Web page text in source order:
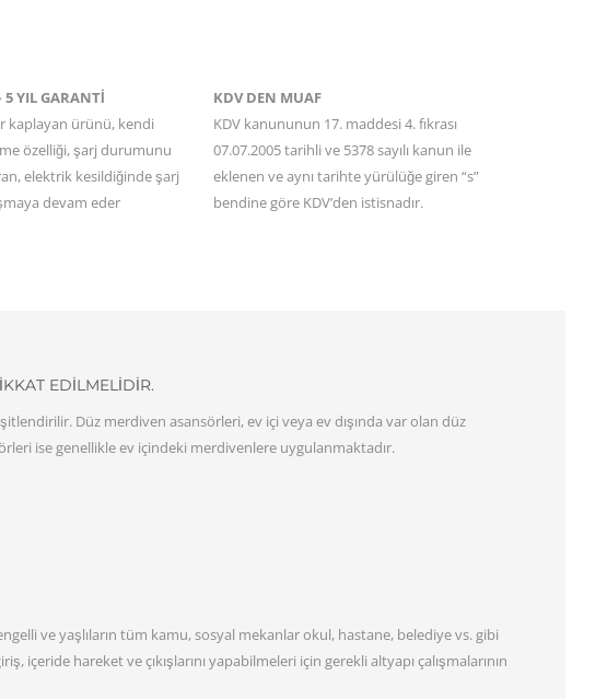
5 YIL GARANTİ
kaplayan ürünü, kendi
özelliği, şarj durumunu
elektrik kesildiğinde şarj
devam eder
KDV DEN MUAF
KDV kanununun 17. maddesi 4. fıkrası
07.07.2005 tarihli ve 5378 sayılı kanun ile
eklenen ve aynı tarihte yürülüğe giren “s”
bendine göre KDV’den istisnadır.
EDILMELIDIR.
Düz merdiven asansörleri, ev içi veya ev dışında var olan düz
ise genellikle ev içindeki merdivenlere uygulanmaktadır.
ve yaşlıların tüm kamu, sosyal mekanlar okul, hastane, belediye vs. gibi
içeride hareket ve çıkışlarını yapabilmeleri için gerekli altyapı çalışmalarının